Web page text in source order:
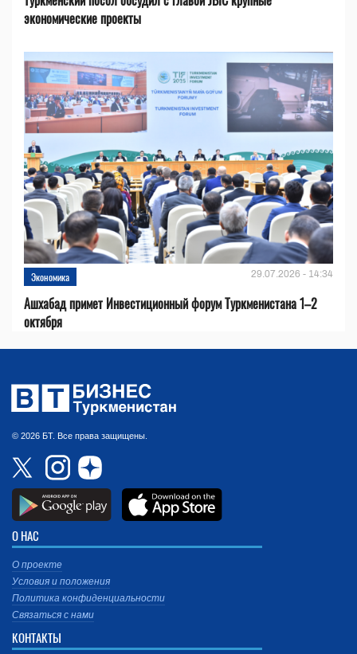
экономические проекты
Экономика 29.07.2026 - 14:34
Ашхабад примет Инвестиционный форум Туркменистана 1–2
октября
© 2026 БТ. Все права защищены.
О НАС
О проекте
Условия и положения
Политика конфиденциальности
Связаться с нами
КОНТАКТЫ